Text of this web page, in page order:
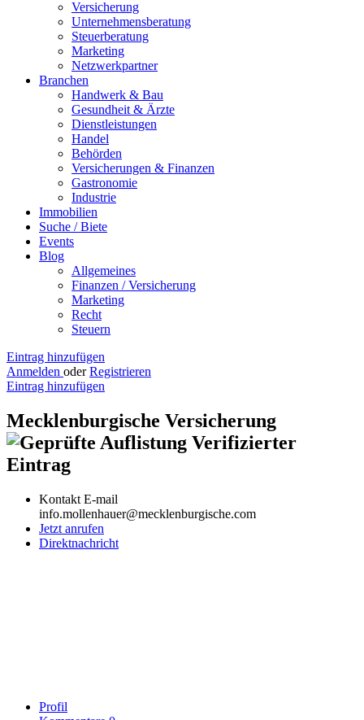
Versicherung
Unternehmensberatung
Steuerberatung
Marketing
Netzwerkpartner
Branchen
Handwerk & Bau
Gesundheit & Ärzte
Dienstleistungen
Handel
Behörden
Versicherungen & Finanzen
Gastronomie
Industrie
Immobilien
Suche / Biete
Events
Blog
Allgemeines
Finanzen / Versicherung
Marketing
Recht
Steuern
Eintrag hinzufügen
Anmelden oder Registrieren
Eintrag hinzufügen
Mecklenburgische Versicherung
Verifizierter
Eintrag
Kontakt E-mail
info.mollenhauer@mecklenburgische.com
Jetzt anrufen
Direktnachricht
Profil